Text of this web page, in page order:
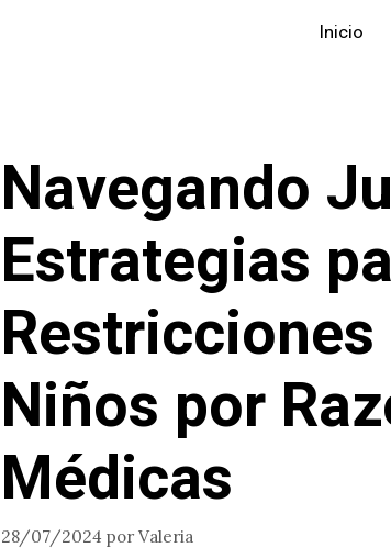
Inicio
Navegando
Estrategias
Niños por
Médicas
28/07/2024 por Valeria